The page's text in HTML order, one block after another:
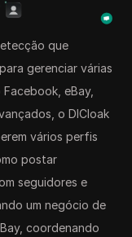
que
gerenciar várias
eBay,
o DICloak
vários perfis
postar
seguidores e
um negócio de
coordenando